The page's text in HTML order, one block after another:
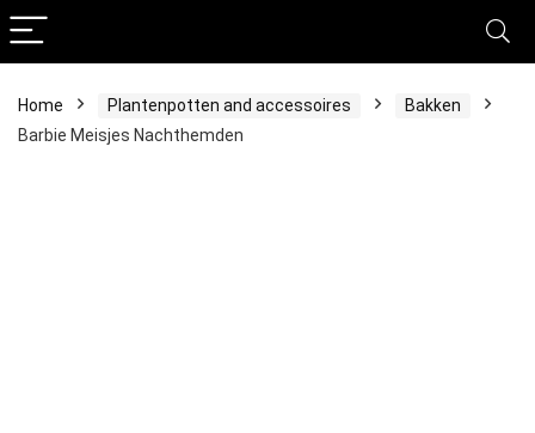
Home Plantenpotten and accessoires
Bakken
Barbie Meisjes Nachthemden